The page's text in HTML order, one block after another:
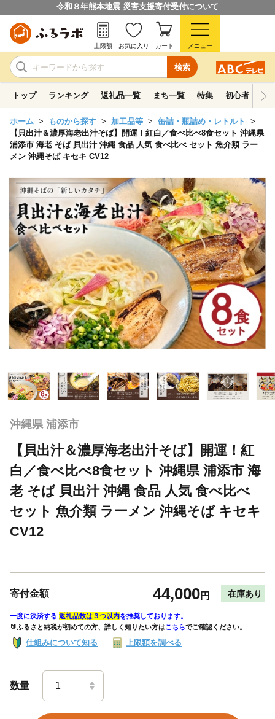
令和８年熊本地震 災害支援寄付受付について
検索
上限額 お気に入り カート メニュー
トップ ランキング 返礼品一覧 まち一覧 特集 初心者ガイド
ホーム ものから探す 加工品等
缶詰・瓶詰め・レトルト
【貝出汁＆濃厚海老出汁そば】開運！紅白／食べ比べ8食セット 沖縄県
浦添市 海老 そば 貝出汁 沖縄 食品 人気 食べ比べ セット 魚介類 ラー
メン 沖縄そば キセキ CV12
沖縄県 浦添市
【貝出汁＆濃厚海老出汁そば】開運！紅
白／食べ比べ8食セット 沖縄県 浦添市 海
老 そば 貝出汁 沖縄 食品 人気 食べ比べ
セット 魚介類 ラーメン 沖縄そば キセキ
CV12
寄付金額 44,000円 在庫あり
一度に決済する 返礼品数は３つ以内を推奨しております。
🔰ふるさと納税が初めての方、詳しく知りたい方はこちらでご確認ください。
仕組みについて知る 上限額を調べる
数量